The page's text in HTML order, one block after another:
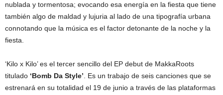
nublada y tormentosa; evocando esa energía en la fiesta que tiene
también algo de maldad y lujuria al lado de una tipografía urbana
connotando que la música es el factor detonante de la noche y la
fiesta.
‘Kilo x Kilo’ es el tercer sencillo del EP debut de MakkaRoots
titulado ‘Bomb Da Style’ . Es un trabajo de seis canciones que se
estrenará en su totalidad el 19 de junio a través de las plataformas